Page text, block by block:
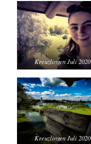
Kreuzlingen Juli 2020
Kreuzlingen Juli 2020